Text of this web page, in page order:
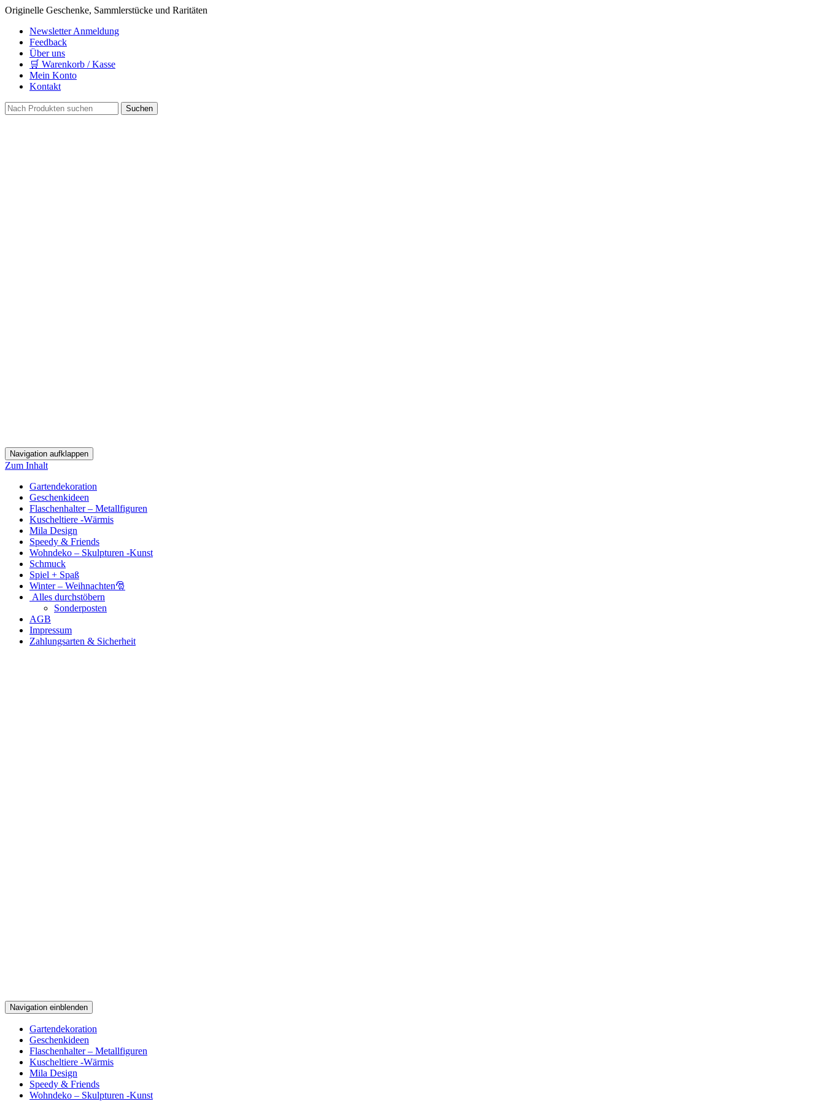
Originelle Geschenke, Sammlerstücke und Raritäten
Newsletter Anmeldung
Feedback
Über uns
🛒 Warenkorb / Kasse
Mein Konto
Kontakt
Navigation aufklappen
Zum Inhalt
Gartendekoration
Geschenkideen
Flaschenhalter – Metallfiguren
Kuscheltiere -Wärmis
Mila Design
Speedy & Friends
Wohndeko – Skulpturen -Kunst
Schmuck
Spiel + Spaß
Winter – Weihnachten🎅
Alles durchstöbern
Sonderposten
AGB
Impressum
Zahlungsarten & Sicherheit
Navigation einblenden
Gartendekoration
Geschenkideen
Flaschenhalter – Metallfiguren
Kuscheltiere -Wärmis
Mila Design
Speedy & Friends
Wohndeko – Skulpturen -Kunst